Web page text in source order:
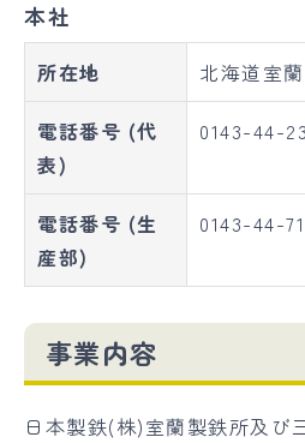
本社
所在地 北海道室
電話番号 (代
表)
0143-44-
電話番号 (生
産部)
0143-44-
事業内容
日本製鉄(株)室蘭製鉄所及び